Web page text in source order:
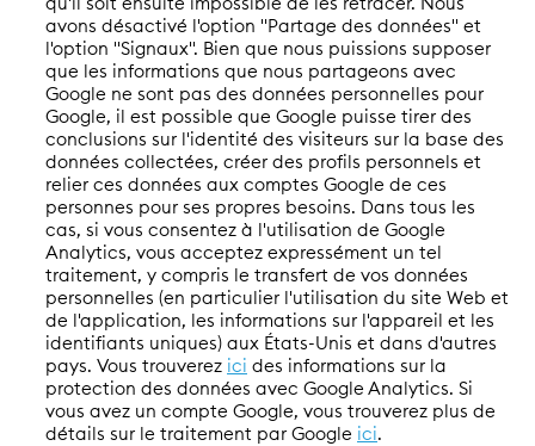
avons désactivé l'option "Partage des données" et
l'option "Signaux". Bien que nous puissions supposer
que les informations que nous partageons avec
Google ne sont pas des données personnelles pour
Google, il est possible que Google puisse tirer des
conclusions sur l'identité des visiteurs sur la base des
données collectées, créer des profils personnels et
relier ces données aux comptes Google de ces
personnes pour ses propres besoins. Dans tous les
cas, si vous consentez à l'utilisation de Google
Analytics, vous acceptez expressément un tel
traitement, y compris le transfert de vos données
personnelles (en particulier l'utilisation du site Web et
de l'application, les informations sur l'appareil et les
identifiants uniques) aux États-Unis et dans d'autres
pays. Vous trouverez ici des informations sur la
protection des données avec Google Analytics. Si
vous avez un compte Google, vous trouverez plus de
détails sur le traitement par Google ici.